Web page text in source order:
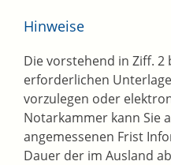
Hinweise
Die vorstehend in Ziff. 2
erforderlichen
vorzulegen oder
Notarkammer kann Sie
angemessenen Frist
Dauer der im Ausland